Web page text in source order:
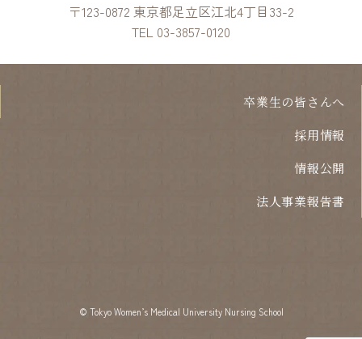
〒123-0872 東京都足立区江北4丁目33-2
TEL 03-3857-0120
卒業生の皆さんへ
採用情報
情報公開
法人事業報告書
©︎ Tokyo Women’s Medical University Nursing School